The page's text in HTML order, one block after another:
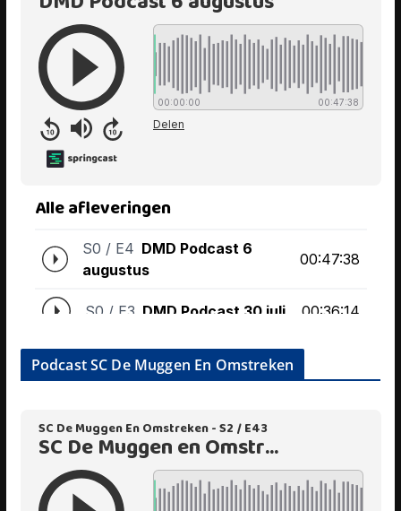
Podcast SC De Muggen En Omstreken